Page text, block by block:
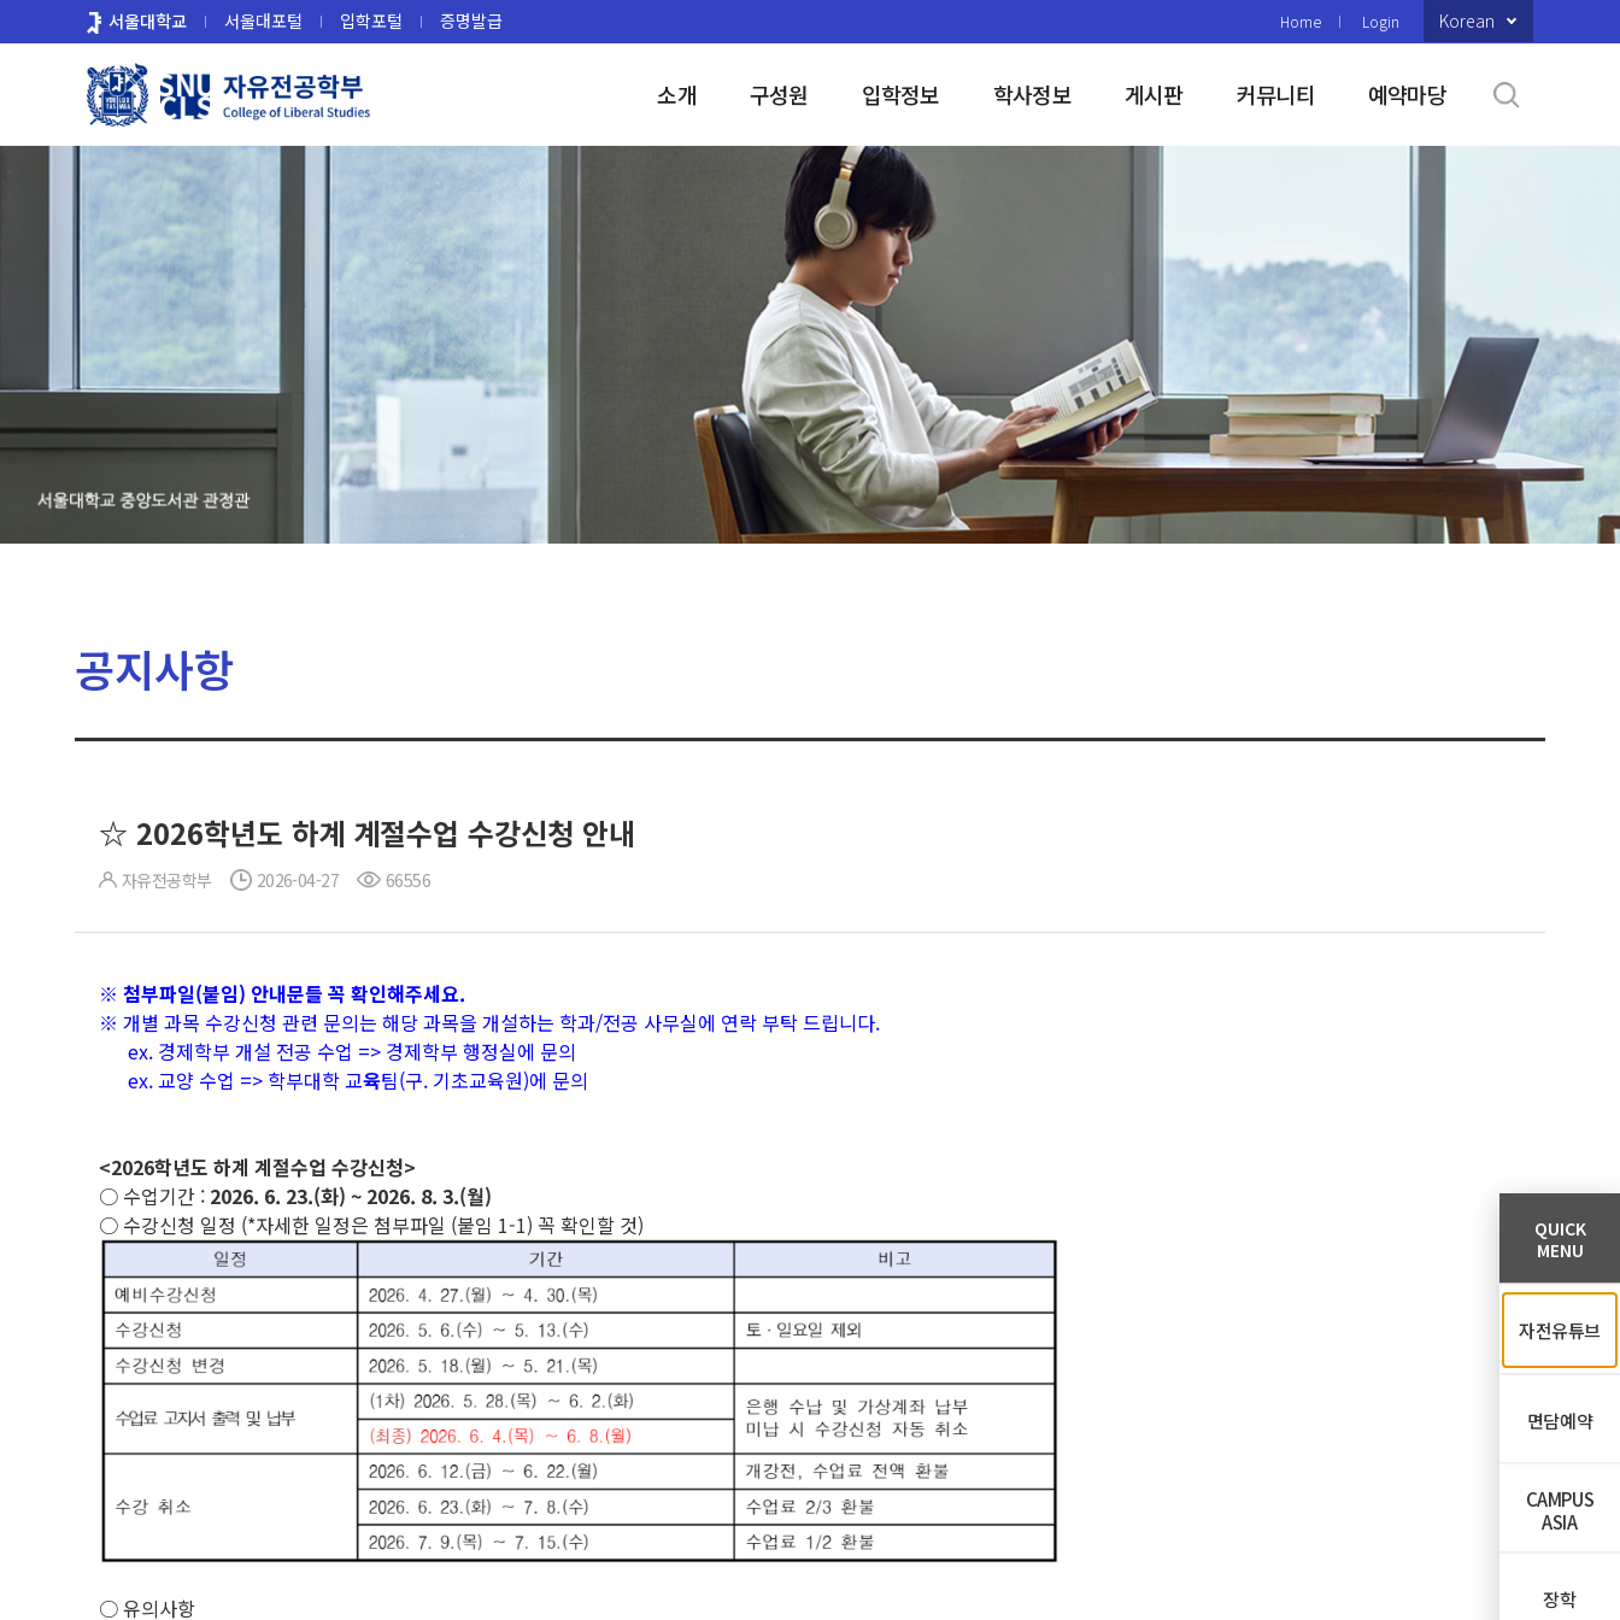
로
서울대학교 서울대포털 입학포털 증명발급 Home Login Korean
소개 구성원 입학정보 학사정보 게시판 커뮤니티 예약마당
공지사항
☆ 2026학년도 하계 계절수업 수강신청 안내
자유전공학부 2026-04-27 66556
※ 첨부파일(붙임) 안내문들 꼭 확인해주세요.
※ 개별 과목 수강신청 관련 문의는 해당 과목을 개설하는 학과/전공 사무실에 연락 부탁 드립니다.
ex. 경제학부 개설 전공 수업 => 경제학부 행정실에 문의
ex. 교양 수업 => 학부대학 교육팀(구. 기초교육원)에 문의
<2026학년도 하계 계절수업 수강신청>
○ 수업기간 : 2026. 6. 23.(화) ~ 2026. 8. 3.(월)
○ 수강신청 일정 (*자세한 일정은 첨부파일 (붙임 1-1) 꼭 확인할 것)
○ 유의사항
QUICK
MENU
자전유튜브
면담예약
CAMPUS
ASIA
장학